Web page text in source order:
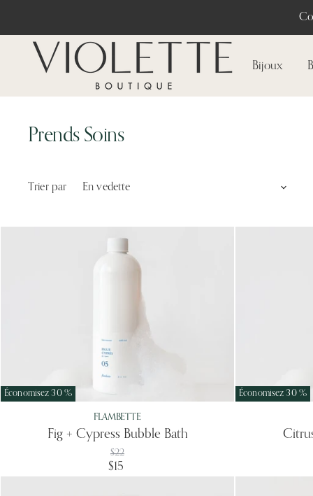
Bijoux
Prends Soins
Trier par
Économisez30%
FLAMBETTE
Fig + Cypress Bubble Bath
Prix
d'origine
$22
Prix
$15
Économisez30%